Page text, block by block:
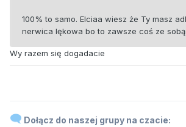
100% to samo. Elciaa wiesz że Ty masz
nerwica lękowa bo to zawsze coś ze
Wy razem się dogadacie
Dołącz do naszej grupy na czacie: